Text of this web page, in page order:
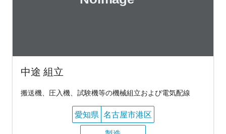
中途 組立
搬送機、圧入機、試験機等の機械組立および電気配線
愛知県 名古屋市港区